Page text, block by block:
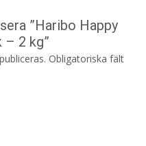
”Haribo Happy
– 2 kg”
Obligatoriska fält